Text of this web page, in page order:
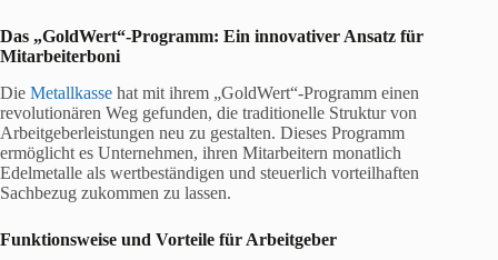
Das „GoldWert“-Programm: Ein innovativer Ansatz für
Mitarbeiterboni
Die Metallkasse hat mit ihrem „GoldWert“-Programm einen
revolutionären Weg gefunden, die traditionelle Struktur von
Arbeitgeberleistungen neu zu gestalten. Dieses Programm
ermöglicht es Unternehmen, ihren Mitarbeitern monatlich
Edelmetalle als wertbeständigen und steuerlich vorteilhaften
Sachbezug zukommen zu lassen.
Funktionsweise und Vorteile für Arbeitgeber